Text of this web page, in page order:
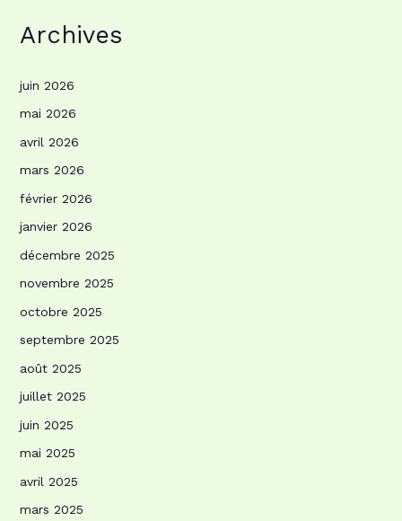
Archives
juin 2026
mai 2026
avril 2026
mars 2026
février 2026
janvier 2026
décembre 2025
novembre 2025
octobre 2025
septembre 2025
août 2025
juillet 2025
juin 2025
mai 2025
avril 2025
mars 2025